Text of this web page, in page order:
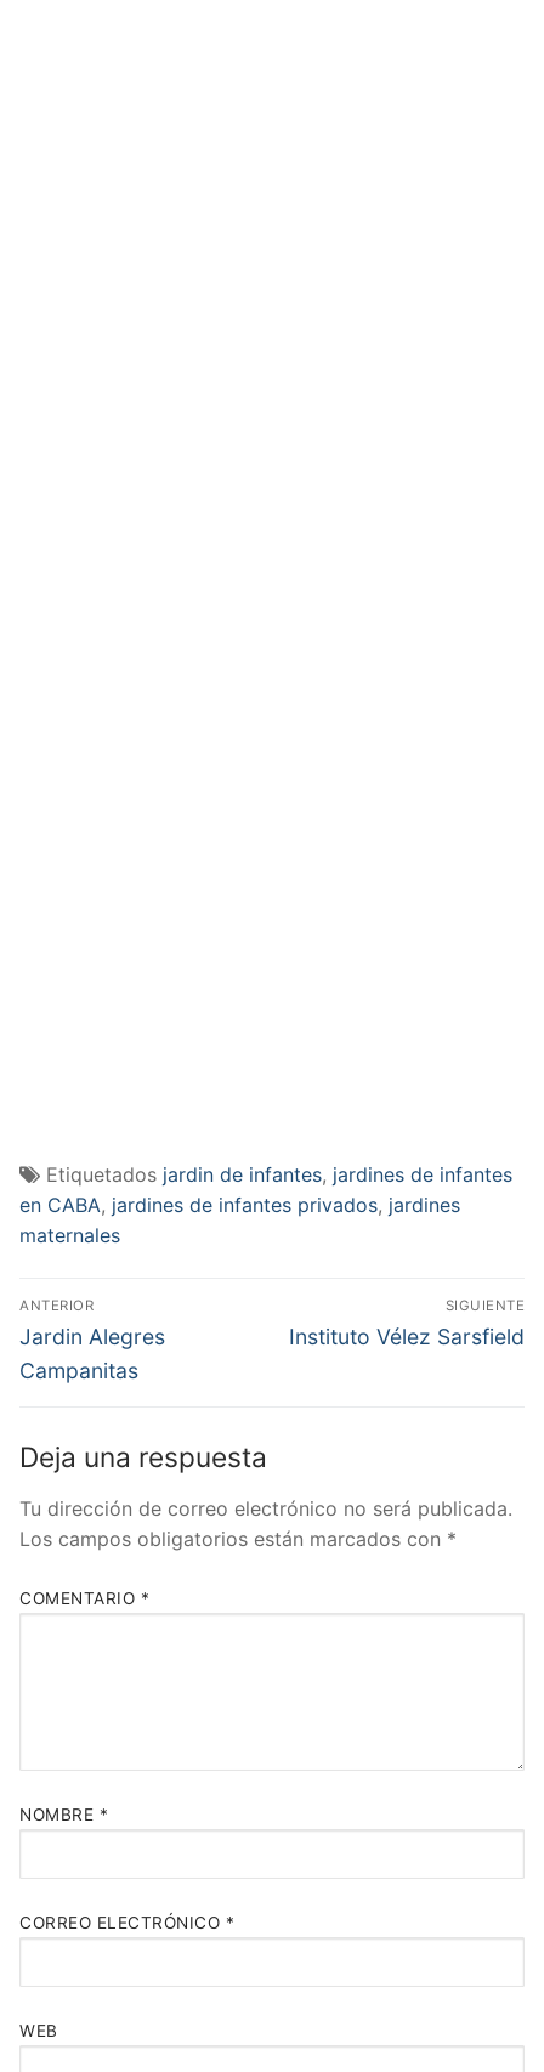
Etiquetados jardin de infantes, jardines de infantes
en CABA, jardines de infantes privados, jardines
maternales
Navegación
de
entradas
ANTERIOR
Entrada
anterior:
Jardin Alegres
Campanitas
SIGUIENTE
Entrada
Instituto Vélez Sarsfield
Deja una respuesta
Tu dirección de correo electrónico no será publicada.
Los campos obligatorios están marcados con *
COMENTARIO *
NOMBRE *
CORREO ELECTRÓNICO *
WEB